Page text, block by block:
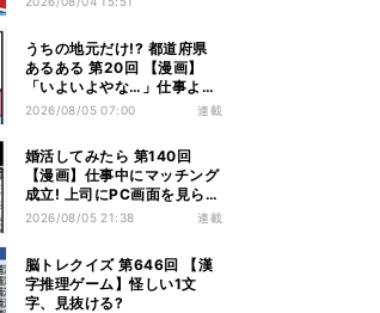
うちの地元だけ!? 都道府県
あるある 第20回 【漫画】
「いよいよやな…」仕事より
優先は当然!? 兵庫県民の“祭
2026/08/05 07:00 連載
婚活してみたら 第140回
【漫画】仕事中にマッチング
成立! 上司にPC画面を見られ
た結果…
2026/08/05 21:38 連載
脳トレクイズ 第646回 【漢
字推理ゲーム】怪しい1文
字、見抜ける?